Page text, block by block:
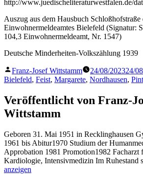
http://www.juedischeliteraturwestfalen.de/
Auszug aus dem Hausbuch Schloßhofstraße
Einwohnermeldeamtes Bielefeld (Signatur:
104,3 Einwohnermeldeamt, Nr. 1547)
Deutsche Minderheiten-Volkszählung 1939
Veröffentlicht
von
Franz-Josef Wittstamm 24/08/202324/
Bielefeld, Feist, Margarete, Nordhausen,
Veröffentlicht von Franz-
Wittstamm
Geboren 31. Mai 1951 in Recklinghausen
1961 bis Abitur1970 Studium der
Approbation 1981 Promotion1982 Facharzt
Kardiologie, Intensivmedizin Im Ruhestand
anzeigen